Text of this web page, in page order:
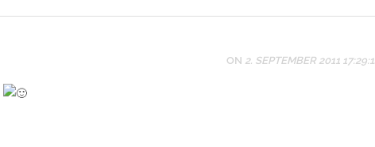
ON 2. SEPTEMBER 2011